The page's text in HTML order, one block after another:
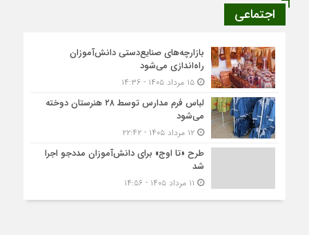
اجتماعی
بازارچه‌های صنایع‌دستی دانش‌آموزان
راه‌اندازی می‌شود
۱۵ مرداد ۱۴۰۵ - ۱۴:۳۶
لباس فرم مدارس توسط ۲۸ هنرستان‌ دوخته
می‌شود
۱۲ مرداد ۱۴۰۵ - ۲۲:۴۲
طرح «تا اوج» برای دانش‌آموزان مددجو اجرا
شد